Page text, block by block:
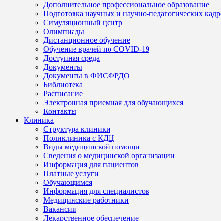
Дополнительное профессиональное образование
Подготовка научных и научно-педагогических
Симуляционный центр
Олимпиады
Дистанционное обучение
Обучение врачей по COVID-19
Доступная среда
Документы
Документы в ФИСФРДО
Библиотека
Расписание
Электронная приемная для обучающихся
Контакты
Клиника
Структура клиники
Поликлиника с КДЦ
Виды медицинской помощи
Сведения о медицинской организации
Информация для пациентов
Платные услуги
Обучающимся
Информация для специалистов
Медицинские работники
Вакансии
Лекарственное обеспечение